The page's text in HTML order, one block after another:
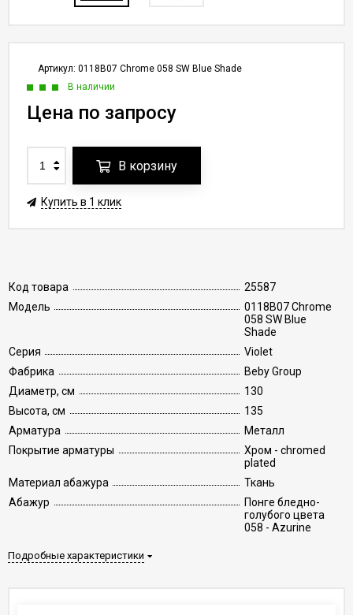
Код товара
25587
Модель
0118B07 Chrome
058 SW Blue
Shade
Серия
Violet
Фабрика
Beby Group
Диаметр, см
130
Высота, см
135
Арматура
Металл
Покрытие арматуры
Хром - chromed
plated
Материал абажура
Ткань
Абажур
Понге бледно-
голубого цвета
058 - Azurine
Подробные характеристики
Артикул: 0118B07 Chrome 058 SW Blue Shade
В наличии
Цена по запросу
В корзину
Купить в 1 клик